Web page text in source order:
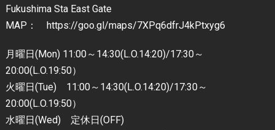
Fukushima Sta East Gate
MAP： https://goo.gl/maps/7XPq6dfrJ4kPtxyg6
月曜日(Mon) 11:00～14:30(L.O.14:20)/17:30～
20:00(L.O.19:50）
火曜日(Tue) 11:00～14:30(L.O.14:20)/17:30～
20:00(L.O.19:50）
水曜日(Wed) 定休日(OFF)